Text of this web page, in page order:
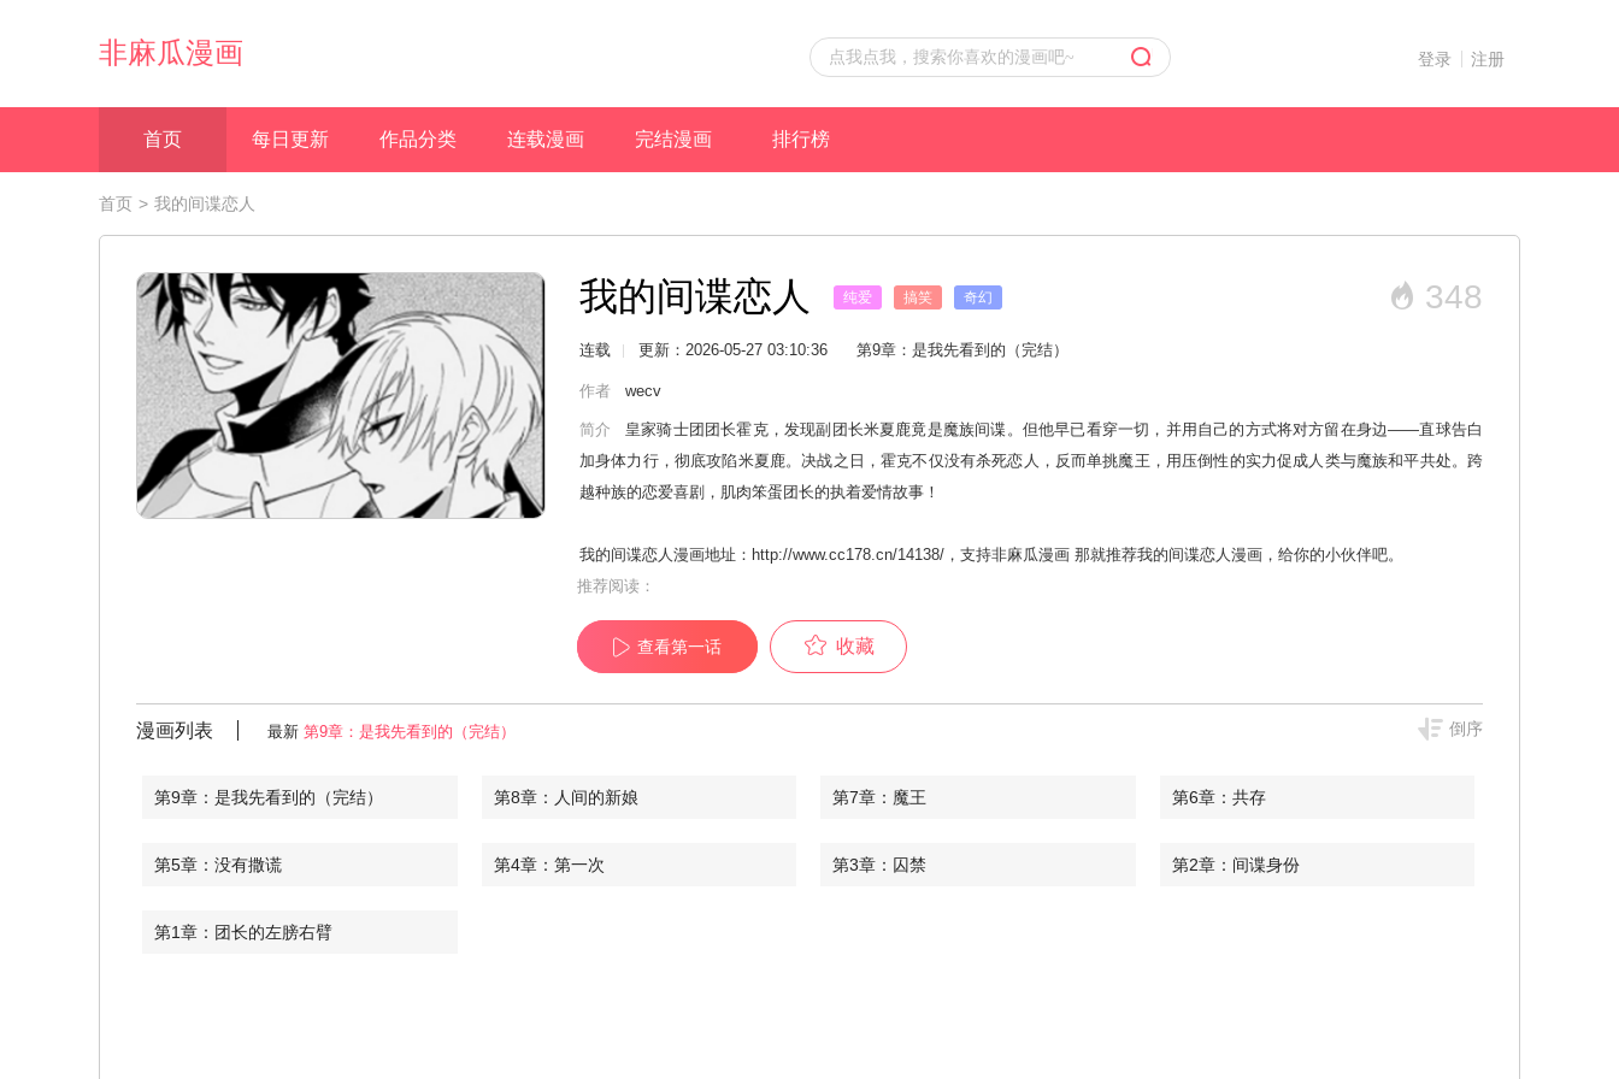
非麻瓜漫画 登录 注册
首页 每日更新 作品分类 连载漫画 完结漫画 排行榜
首页 > 我的间谍恋人
我的间谍恋人 纯爱 搞笑 奇幻 348
连载 更新：2026-05-27 03:10:36 第9章：是我先看到的（完结）
作者 wecv
简介
皇家骑士团团长霍克，发现副团长米夏鹿竟是魔族间谍。但他早已看穿一切，并用自己的方式将对方留在身边——直球告白
加身体力行，彻底攻陷米夏鹿。决战之日，霍克不仅没有杀死恋人，反而单挑魔王，用压倒性的实力促成人类与魔族和平共处。跨
越种族的恋爱喜剧，肌肉笨蛋团长的执着爱情故事！
我的间谍恋人漫画地址：http://www.cc178.cn/14138/，支持非麻瓜漫画 那就推荐我的间谍恋人漫画，给你的小伙伴吧。
推荐阅读：
查看第一话 收藏
漫画列表 最新 第9章：是我先看到的（完结） 倒序
第9章：是我先看到的（完结） 第8章：人间的新娘 第7章：魔王 第6章：共存
第5章：没有撒谎 第4章：第一次 第3章：囚禁 第2章：间谍身份
第1章：团长的左膀右臂